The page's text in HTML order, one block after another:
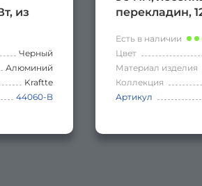
из
ЧЁРНЫЙ.
Черный
Алюминий
Kraftte
44060-B
перекладин,
управление с
до 24 часов,
Есть в наличии
Цвет
Материал изделия
Коллекция
Артикул